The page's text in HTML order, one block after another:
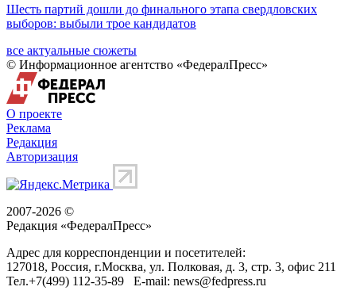
Шесть партий дошли до финального этапа свердловских
выборов: выбыли трое кандидатов
все актуальные сюжеты
© Информационное агентство «ФедералПресс»
О проекте
Реклама
Редакция
Авторизация
2007-2026 ©
Редакция «ФедералПресс»
Адрес для корреспонденции и посетителей:
127018, Россия, г.Москва, ул. Полковая, д. 3, стр. 3, офис 211
Тел.+7(499) 112-35-89 E-mail: news@fedpress.ru